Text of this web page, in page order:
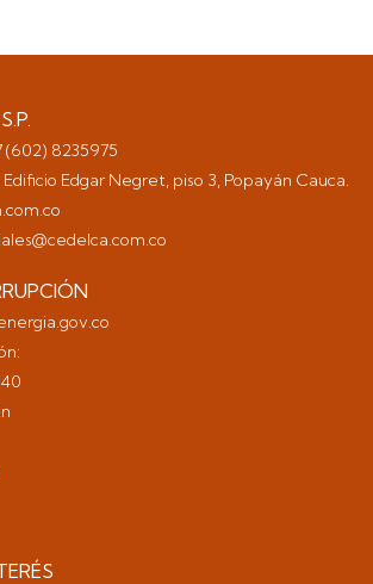
8235975
Edgar Negret, piso 3, Popayán Cauca.